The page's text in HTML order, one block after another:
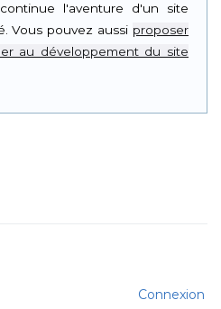
l'aventure d'un site
Vous pouvez aussi proposer
au développement du site
Connexion